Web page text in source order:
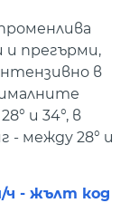
и прегърми,
в
и 34°, в
- между 28° и
ч - жълт код